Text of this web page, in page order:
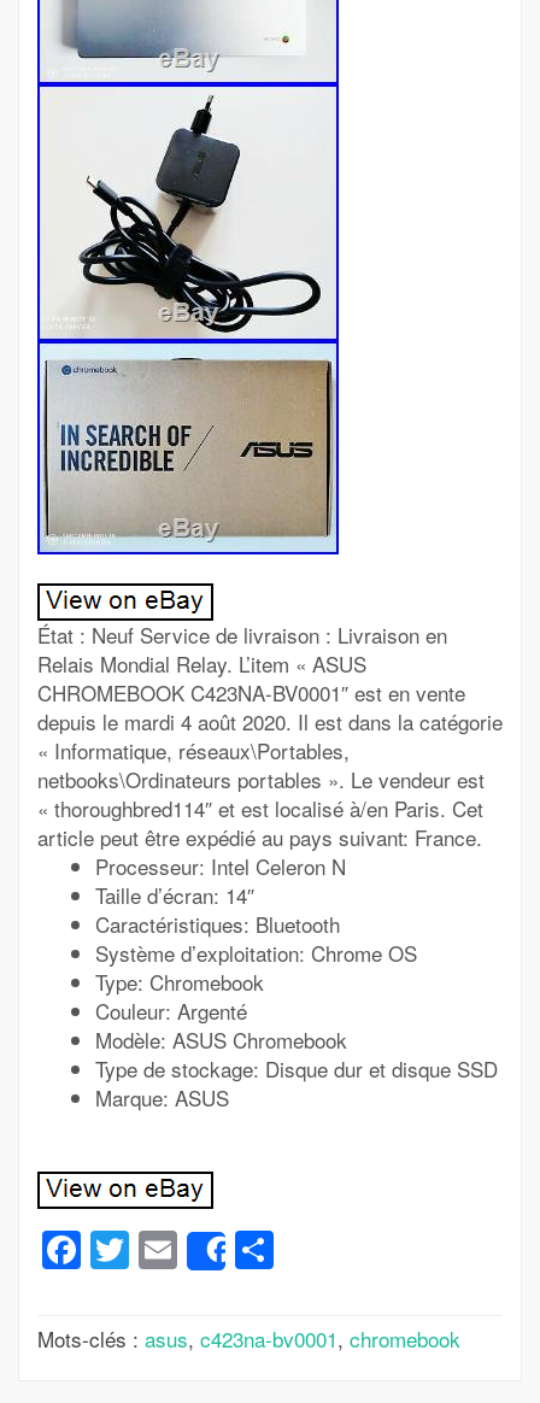
État : Neuf Service de livraison : Livraison en
Relais Mondial Relay. L’item « ASUS
CHROMEBOOK C423NA-BV0001″ est en vente
depuis le mardi 4 août 2020. Il est dans la catégorie
« Informatique, réseaux\Portables,
netbooks\Ordinateurs portables ». Le vendeur est
« thoroughbred114″ et est localisé à/en Paris. Cet
article peut être expédié au pays suivant: France.
Processeur: Intel Celeron N
Taille d’écran: 14″
Caractéristiques: Bluetooth
Système d’exploitation: Chrome OS
Type: Chromebook
Couleur: Argenté
Modèle: ASUS Chromebook
Type de stockage: Disque dur et disque SSD
Marque: ASUS
Facebook
Twitter
Email
Share
Mots-clés : asus, c423na-bv0001, chromebook